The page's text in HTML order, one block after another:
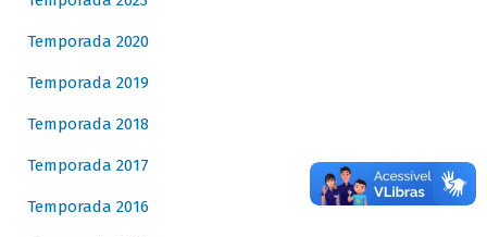
Temporada 2020
Temporada 2019
Temporada 2018
Temporada 2017
Temporada 2016